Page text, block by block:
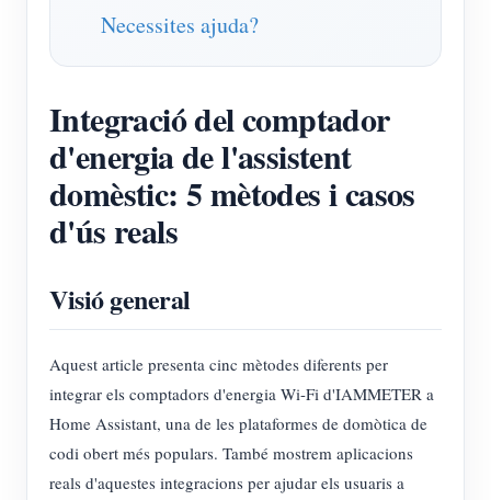
Necessites ajuda?
Integració del comptador
d'energia de l'assistent
domèstic: 5 mètodes i casos
d'ús reals
Visió general
Aquest article presenta cinc mètodes diferents per
integrar els comptadors d'energia Wi-Fi d'IAMMETER a
Home Assistant, una de les plataformes de domòtica de
codi obert més populars. També mostrem aplicacions
reals d'aquestes integracions per ajudar els usuaris a